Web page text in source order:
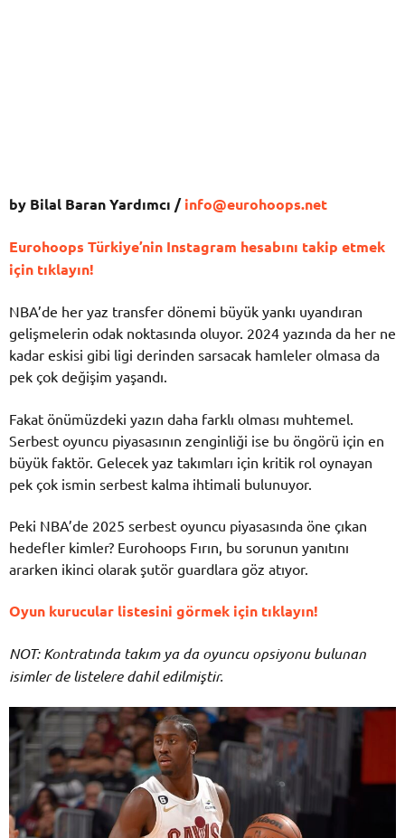
by Bilal Baran Yardımcı /info@eurohoops.net
Eurohoops Türkiye’nin Instagram hesabını takip etmek
için tıklayın!
NBA’de her yaz transfer dönemi büyük yankı uyandıran
gelişmelerin odak noktasında oluyor. 2024 yazında da her ne
kadar eskisi gibi ligi derinden sarsacak hamleler olmasa da
pek çok değişim yaşandı.
Fakat önümüzdeki yazın daha farklı olması muhtemel.
Serbest oyuncu piyasasının zenginliği ise bu öngörü için en
büyük faktör. Gelecek yaz takımları için kritik rol oynayan
pek çok ismin serbest kalma ihtimali bulunuyor.
Peki NBA’de 2025 serbest oyuncu piyasasında öne çıkan
hedefler kimler? Eurohoops Fırın, bu sorunun yanıtını
ararken ikinci olarak şutör guardlara göz atıyor.
Oyun kurucular listesini görmek için tıklayın!
NOT: Kontratında takım ya da oyuncu opsiyonu bulunan
isimler de listelere dahil edilmiştir.